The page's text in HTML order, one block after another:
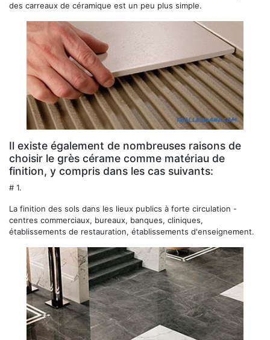
des carreaux de céramique est un peu plus simple.
Il existe également de nombreuses raisons de
choisir le grès cérame comme matériau de
finition, y compris dans les cas suivants:
# 1.
La finition des sols dans les lieux publics à forte circulation -
centres commerciaux, bureaux, banques, cliniques,
établissements de restauration, établissements d'enseignement.